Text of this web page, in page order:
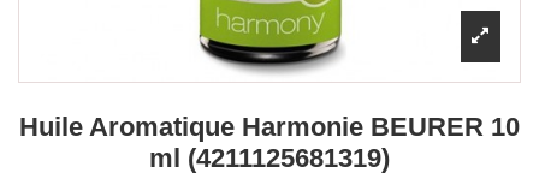
Huile Aromatique Harmonie BEURER 10
ml (4211125681319)